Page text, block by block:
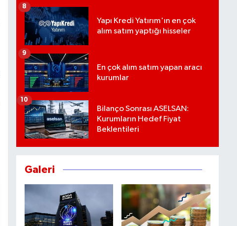
Yapı Kredi Yatırım'ın en çok
alım satım yaptığı hisseler
8
En çok alım satım yapan aracı
kurumlar
9
Bilanço Sonrası ASELSAN:
Kurumların Hedef Fiyat
Beklentileri
10
Galeri